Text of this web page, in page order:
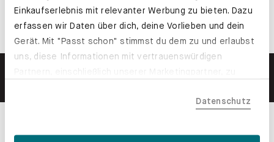
Einkaufserlebnis mit relevanter Werbung zu bieten. Dazu
erfassen wir Daten über dich, deine Vorlieben und dein
Gerät. Mit "Passt schon" stimmst du dem zu und erlaubst
uns, diese Informationen mit vertrauenswürdigen
der EU, beispielsweise in den USA, verarbeitet werden
Datenschutz